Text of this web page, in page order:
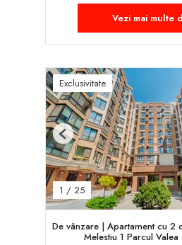
Vezi mai multe
Exclusivitate
1 / 25
Previous
De vânzare | Apartament cu 2
Melestiu 1 Parcul